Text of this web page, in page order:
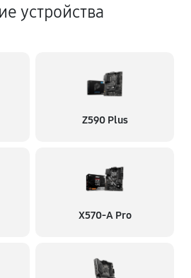
устройства
Z590 Plus
X570-A Pro